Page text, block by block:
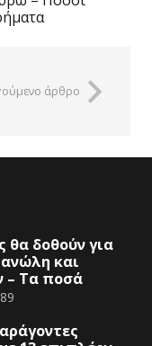
άρθρο
θα δοθούν για
και
– Τα ποσά
89